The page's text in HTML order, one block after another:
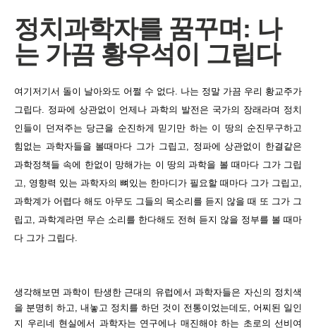
정치과학자를 꿈꾸며: 나
는 가끔 황우석이 그립다
여기저기서 돌이 날아와도 어쩔 수 없다. 나는 정말 가끔 우리 황교주가
그립다. 정파에 상관없이 언제나 과학의 발전은 국가의 장래라며 정치
인들이 던져주는 당근을 순진하게 믿기만 하는 이 땅의 순진무구하고
힘없는 과학자들을 볼때마다 그가 그립고, 정파에 상관없이 한결같은
과학정책들 속에 한없이 망해가는 이 땅의 과학을 볼 때마다 그가 그립
고, 영향력 있는 과학자의 뼈있는 한마디가 필요할 때마다 그가 그립고,
과학계가 어렵다 해도 아무도 그들의 목소리를 듣지 않을 때 또 그가 그
립고, 과학계라면 무슨 소리를 한다해도 전혀 듣지 않을 정부를 볼 때마
다 그가 그립다.
생각해보면 과학이 탄생한 근대의 유럽에서 과학자들은 자신의 정치색
을 분명히 하고, 내놓고 정치를 하던 것이 전통이었는데도, 어찌된 일인
지 우리네 현실에서 과학자는 연구에나 매진해야 하는 초로의 선비여